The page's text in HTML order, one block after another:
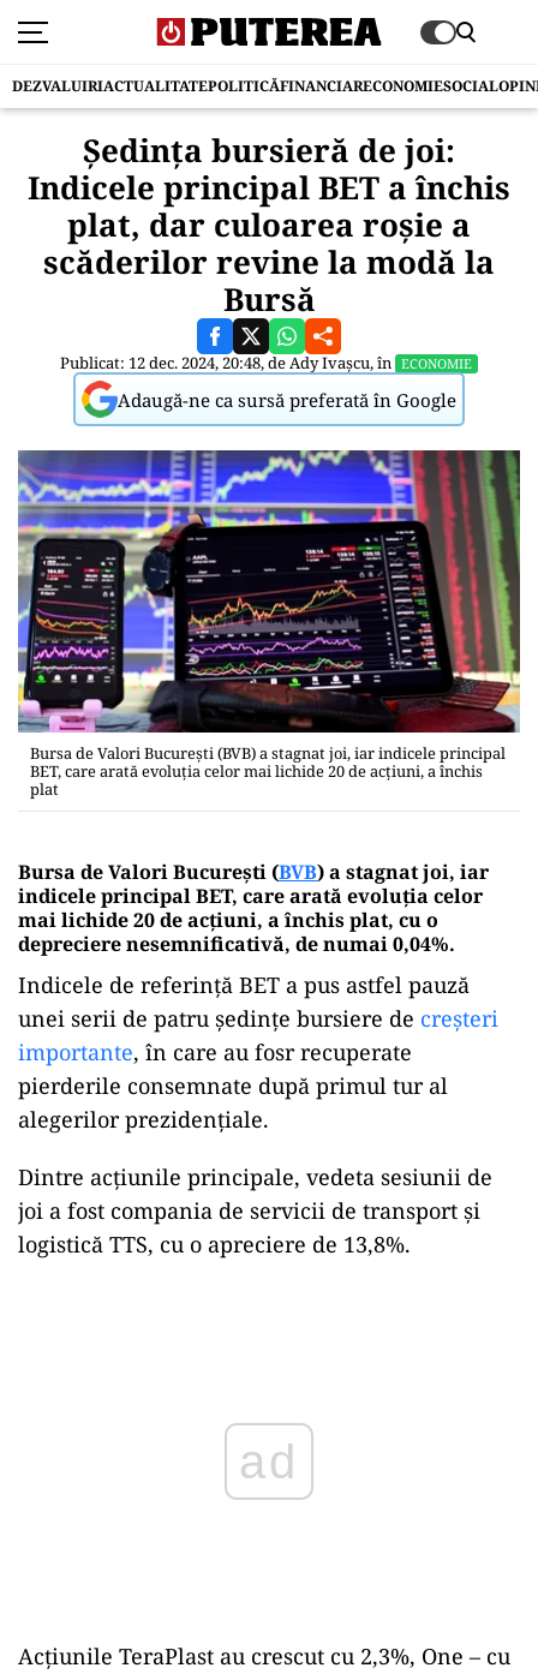
DEZVALUIRIACTUALITATEPOLITICĂFINANCIARECONOMIESOCIAL
Şedinţa bursieră de joi:
Indicele principal BET a închis
plat, dar culoarea roşie a
scăderilor revine la modă la
Bursă
Publicat: 12 dec. 2024, 20:48, deAdy Ivașcu, în ECONOMIE
Adaugă-ne ca sursă preferată în Google
Bursa de Valori Bucureşti (BVB) a stagnat joi, iar indicele principal
BET, care arată evoluţia celor mai lichide 20 de acţiuni, a închis
plat
Bursa de Valori Bucureşti (BVB) a stagnat joi, iar
indicele principal BET, care arată evoluţia celor
mai lichide 20 de acţiuni, a închis plat, cu o
depreciere nesemnificativă, de numai 0,04%.
Indicele de referinţă BET a pus astfel pauză
unei serii de patru şedinţe bursiere de creşteri
importante, în care au fosr recuperate
pierderile consemnate după primul tur al
alegerilor prezidenţiale.
Dintre acţiunile principale, vedeta sesiunii de
joi a fost compania de servicii de transport şi
logistică TTS, cu o apreciere de 13,8%.
Acţiunile TeraPlast au crescut cu 2,3%, One – cu